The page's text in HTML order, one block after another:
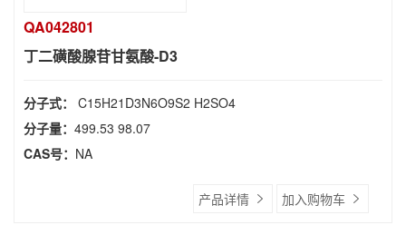
QA042801
丁二磺酸腺苷甘氨酸-D3
分子式： C15H21D3N6O9S2 H2SO4
分子量： 499.53 98.07
CAS号： NA
产品详情 加入购物车